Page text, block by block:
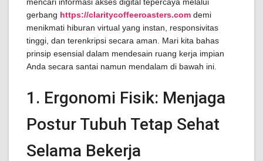
gerbang https://claritycoffeeroasters.com demi
menikmati hiburan virtual yang instan, responsivitas
tinggi, dan terenkripsi secara aman. Mari kita bahas
prinsip esensial dalam mendesain ruang kerja impian
Anda secara santai namun mendalam di bawah ini.
1. Ergonomi Fisik: Menjaga
Postur Tubuh Tetap Sehat
Selama Bekerja